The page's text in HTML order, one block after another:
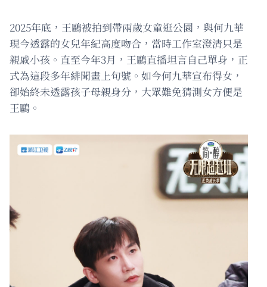
2025年底，王鷗被拍到帶兩歲女童逛公園，與何九華
現今透露的女兒年紀高度吻合，當時工作室澄清只是
親戚小孩。直至今年3月，王鷗直播坦言自己單身，正
式為這段多年緋聞畫上句號。如今何九華宣布得女，
卻始終未透露孩子母親身分，大眾難免猜測女方便是
王鷗。